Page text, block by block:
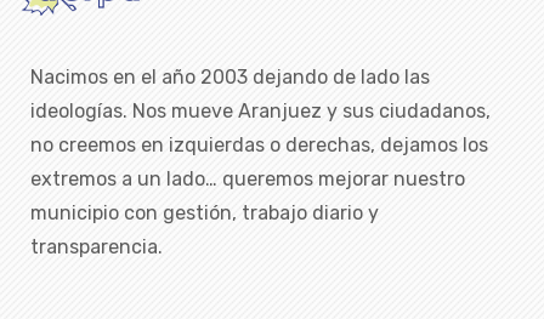
Nacimos en el año 2003 dejando de lado las
ideologías. Nos mueve Aranjuez y sus ciudadanos,
no creemos en izquierdas o derechas, dejamos los
extremos a un lado… queremos mejorar nuestro
municipio con gestión, trabajo diario y
transparencia.